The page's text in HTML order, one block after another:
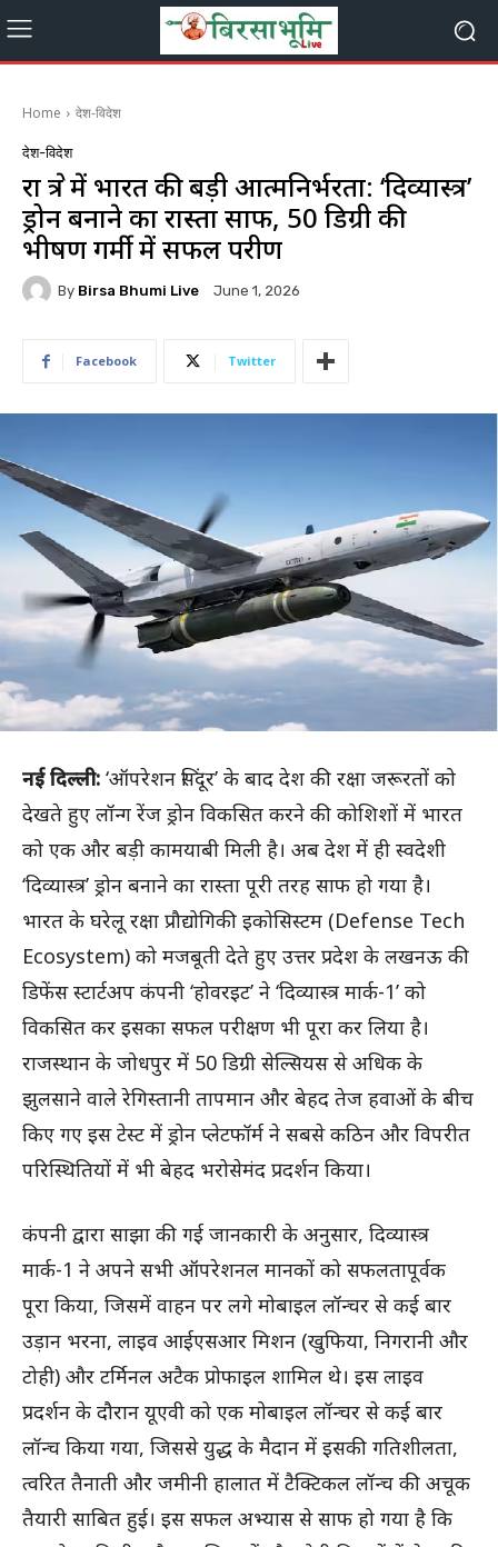
Home देश-विदेश
देश-विदेश
रक्षा क्षेत्र में भारत की बड़ी आत्मनिर्भरता: ‘दिव्यास्त्र’
ड्रोन बनाने का रास्ता साफ, 50 डिग्री की
भीषण गर्मी में सफल परीक्षण
By Birsa Bhumi Live June 1, 2026
Facebook Twitter
नई दिल्ली: ‘ऑपरेशन सिंदूर’ के बाद देश की रक्षा जरूरतों को
देखते हुए लॉन्ग रेंज ड्रोन विकसित करने की कोशिशों में भारत
को एक और बड़ी कामयाबी मिली है। अब देश में ही स्वदेशी
‘दिव्यास्त्र’ ड्रोन बनाने का रास्ता पूरी तरह साफ हो गया है।
भारत के घरेलू रक्षा प्रौद्योगिकी इकोसिस्टम (Defense Tech
Ecosystem) को मजबूती देते हुए उत्तर प्रदेश के लखनऊ की
डिफेंस स्टार्टअप कंपनी ‘होवरइट’ ने ‘दिव्यास्त्र मार्क-1’ को
विकसित कर इसका सफल परीक्षण भी पूरा कर लिया है।
राजस्थान के जोधपुर में 50 डिग्री सेल्सियस से अधिक के
झुलसाने वाले रेगिस्तानी तापमान और बेहद तेज हवाओं के बीच
किए गए इस टेस्ट में ड्रोन प्लेटफॉर्म ने सबसे कठिन और विपरीत
परिस्थितियों में भी बेहद भरोसेमंद प्रदर्शन किया।
कंपनी द्वारा साझा की गई जानकारी के अनुसार, दिव्यास्त्र
मार्क-1 ने अपने सभी ऑपरेशनल मानकों को सफलतापूर्वक
पूरा किया, जिसमें वाहन पर लगे मोबाइल लॉन्चर से कई बार
उड़ान भरना, लाइव आईएसआर मिशन (खुफिया, निगरानी और
टोही) और टर्मिनल अटैक प्रोफाइल शामिल थे। इस लाइव
प्रदर्शन के दौरान यूएवी को एक मोबाइल लॉन्चर से कई बार
लॉन्च किया गया, जिससे युद्ध के मैदान में इसकी गतिशीलता,
त्वरित तैनाती और जमीनी हालात में टैक्टिकल लॉन्च की अचूक
तैयारी साबित हुई। इस सफल अभ्यास से साफ हो गया है कि